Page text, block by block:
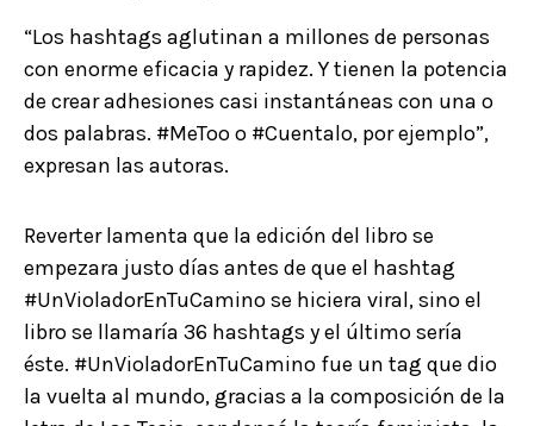
“Los hashtags aglutinan a millones de personas
con enorme eficacia y rapidez. Y tienen la potencia
de crear adhesiones casi instantáneas con una o
dos palabras. #MeToo o #Cuentalo, por ejemplo”,
expresan las autoras.
Reverter lamenta que la edición del libro se
empezara justo días antes de que el hashtag
#UnVioladorEnTuCamino se hiciera viral, sino el
libro se llamaría 36 hashtags y el último sería
éste. #UnVioladorEnTuCamino fue un tag que dio
la vuelta al mundo, gracias a la composición de la